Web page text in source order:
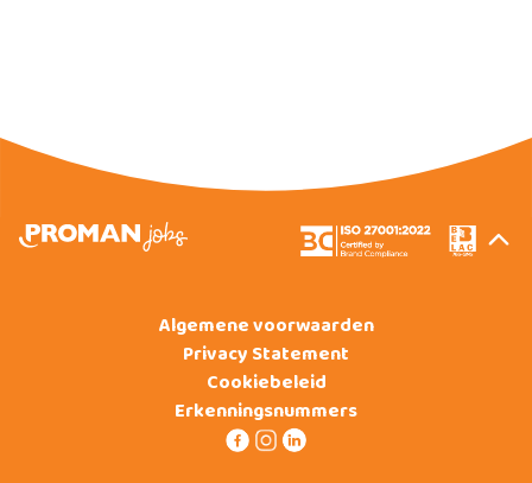
Algemene voorwaarden
Privacy Statement
Cookiebeleid
Erkenningsnummers